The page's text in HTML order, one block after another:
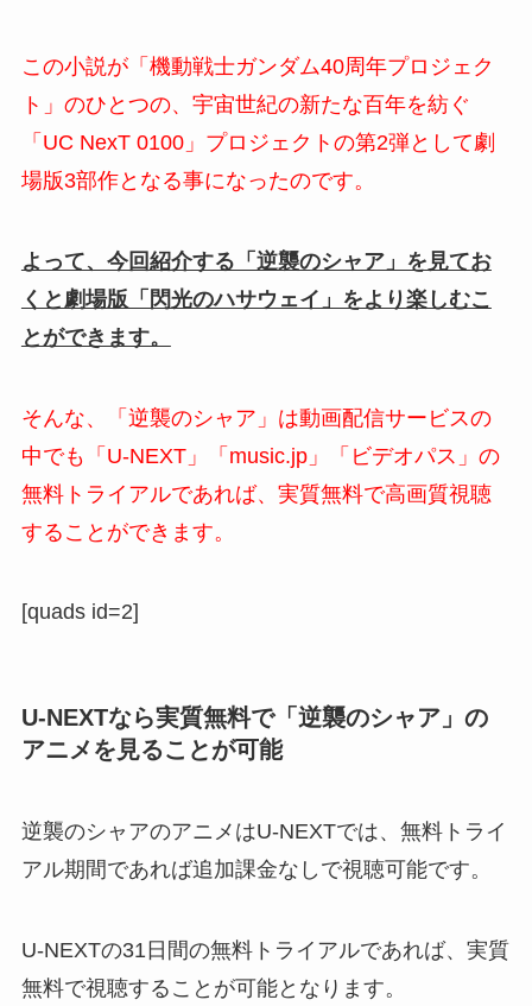
この小説が「機動戦士ガンダム40周年プロジェク
ト」のひとつの、宇宙世紀の新たな百年を紡ぐ
「UC NexT 0100」プロジェクトの第2弾として劇
場版3部作となる事になったのです。
よって、今回紹介する「逆襲のシャア」を見てお
くと劇場版「閃光のハサウェイ」をより楽しむこ
とができます。
そんな、「逆襲のシャア」は動画配信サービスの
中でも「U-NEXT」「music.jp」「ビデオパス」の
無料トライアルであれば、実質無料で高画質視聴
することができます。
[quads id=2]
U-NEXTなら実質無料で「逆襲のシャア」の
アニメを見ることが可能
逆襲のシャアのアニメはU-NEXTでは、無料トライ
アル期間であれば追加課金なしで視聴可能です。
U-NEXTの31日間の無料トライアルであれば、実質
無料で視聴することが可能となります。